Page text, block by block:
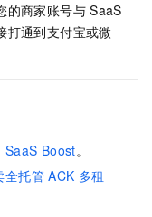
的商家账号与 SaaS
打通到支付宝或微
SaaS Boost。
全托管 ACK 多租